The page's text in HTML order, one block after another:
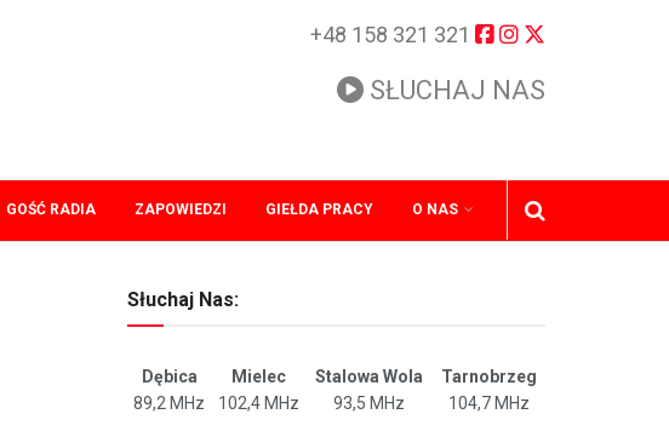
+48 158 321 321
SŁUCHAJ NAS
GOŚĆ RADIA ZAPOWIEDZI GIEŁDA PRACY O NAS
Słuchaj Nas:
Dębica Mielec Stalowa Wola
Tarnobrzeg
89,2 MHz
102,4 MHz 93,5 MHz 104,7 MHz